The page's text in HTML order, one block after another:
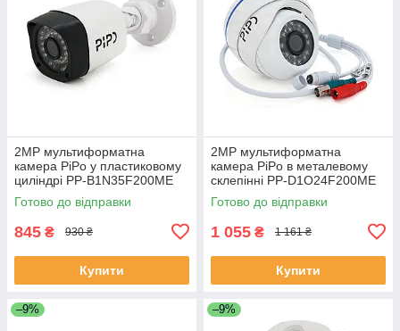
2MP мультиформатна
камера PiPo у пластиковому
циліндрі PP-B1N35F200ME
2,8 (мм) ЕКОБОКС
Готово до відправки
845 ₴ 930 ₴
Купити
2MP мультиформатна
камера PiPo в металевому
склепінні PP-D1O24F200ME
2,8 (мм) ЕКОБОКС
Готово до відправки
1 055 ₴ 1 161 ₴
Купити
–9% –9%